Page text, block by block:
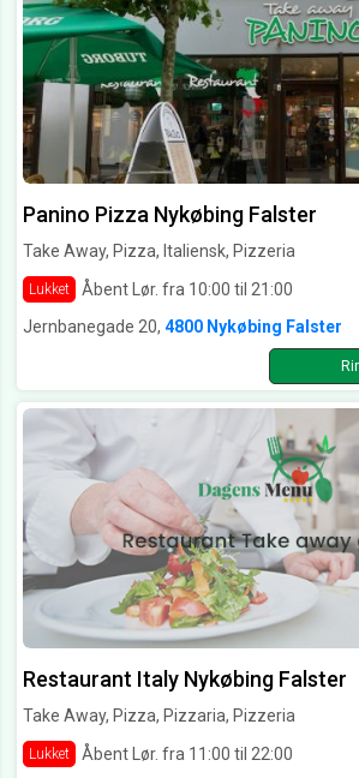
Panino Pizza Nykøbing Falster
Take Away, Pizza, Italiensk, Pizzeria
Lukket Åbent Lør. fra 10:00 til 21:00
Jernbanegade 20, 4800 Nykøbing Falster
Restaurant Italy Nykøbing Falster
Take Away, Pizza, Pizzaria, Pizzeria
Lukket Åbent Lør. fra 11:00 til 22:00